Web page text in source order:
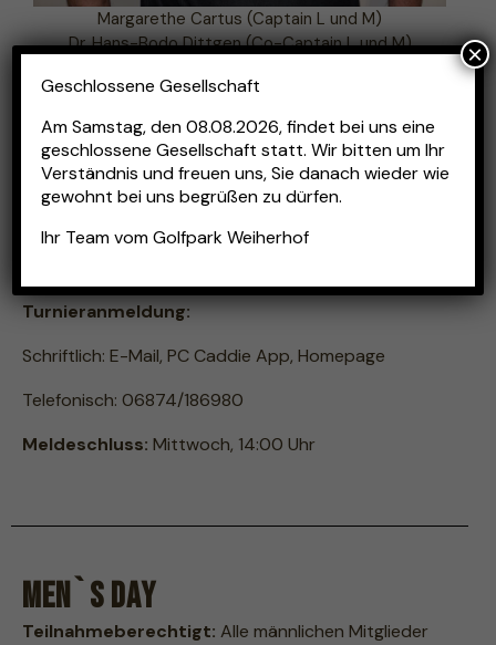
Margarethe Cartus (Captain L und M)
Dr. Hans-Bodo Dittgen (Co-Captain L und M)
L&M Senioren
Teilnahmeberechtigt:Alle weiblichen und
männlichen Mitglieder des Golfclub Weiherhof e.V. ab
50 Jahren mit Spielvorgabe -54 und besser sowie
Turnieranmeldung:
Schriftlich: E-Mail, PC Caddie App, Homepage
Telefonisch: 06874/186980
Meldeschluss: Mittwoch, 14:00 Uhr
Men`s Day
Teilnahmeberechtigt: Alle männlichen Mitglieder
Geschlossene Gesellschaft
AmSamstag, den 08.08.2026, findet bei uns eine
geschlossene Gesellschaft statt. Wir bitten um Ihr
Verständnis und freuen uns, Sie danach wieder wie
gewohnt bei uns begrüßen zu dürfen.
Ihr Team vom Golfpark Weiherhof
×